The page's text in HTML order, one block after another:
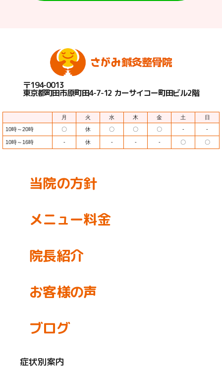
〒194-0013
東京都町田市原町田4-7-12 カーサイコー町田ビル2階
月 火 水 木 金 土
日
10時～20時
〇 休 〇 〇 〇 - -
10時～16時 - 休 - - - 〇 〇
当院の方針
メニュー料金
院長紹介
お客様の声
ブログ
症状別案内